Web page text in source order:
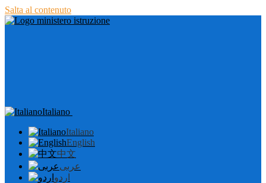
Salta al contenuto
Italiano
Italiano
English
中文
عربى
اردو